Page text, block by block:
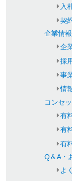
入
契
企業情報
企
採
事
情
コンセ
有
有
有
Q＆A・
よ